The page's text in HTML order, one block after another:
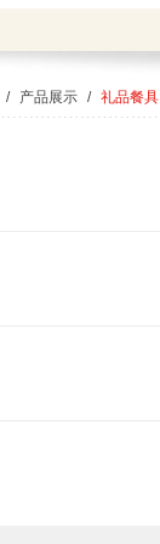
/ 产品展示 / 礼品餐具